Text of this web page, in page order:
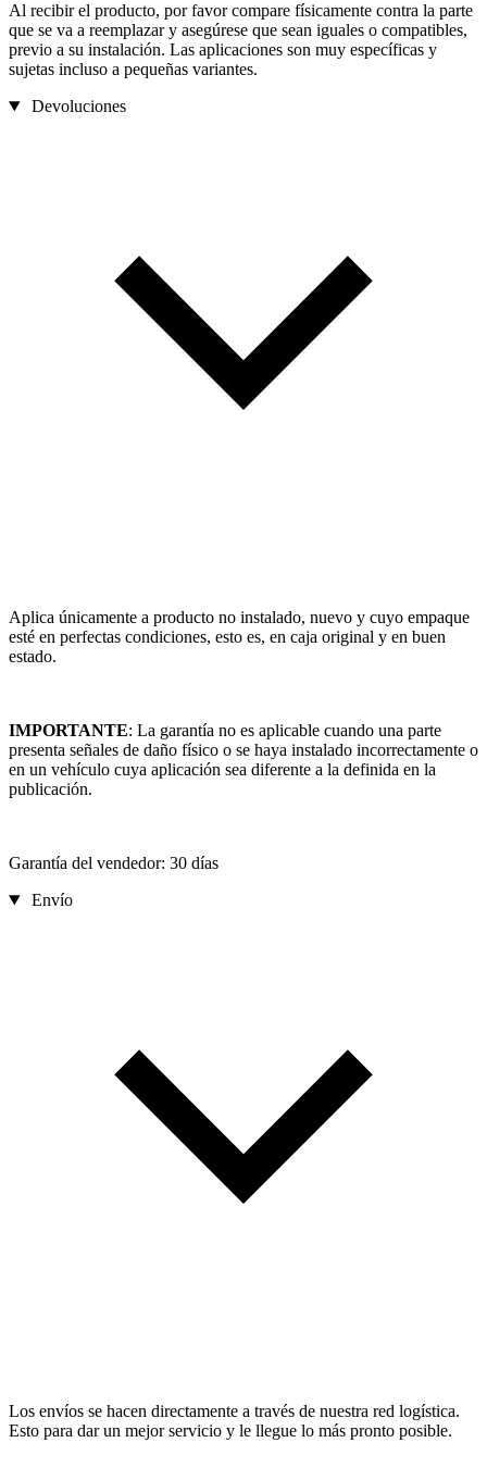
Al recibir el producto, por favor compare físicamente contra la parte
que se va a reemplazar y asegúrese que sean iguales o compatibles,
previo a su instalación. Las aplicaciones son muy específicas y
sujetas incluso a pequeñas variantes.
Devoluciones
Aplica únicamente a producto no instalado, nuevo y cuyo empaque
esté en perfectas condiciones, esto es, en caja original y en buen
estado.
IMPORTANTE: La garantía no es aplicable cuando una parte
presenta señales de daño físico o se haya instalado incorrectamente o
en un vehículo cuya aplicación sea diferente a la definida en la
publicación.
Garantía del vendedor: 30 días
Envío
Los envíos se hacen directamente a través de nuestra red logística.
Esto para dar un mejor servicio y le llegue lo más pronto posible.